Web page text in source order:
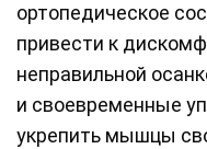
ортопедическое
привести к
неправильной
и своевременные
укрепить мышцы